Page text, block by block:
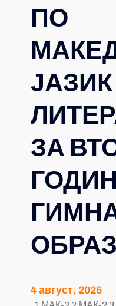
ПО
ЈАЗИК
ЗА
4 август, 2026